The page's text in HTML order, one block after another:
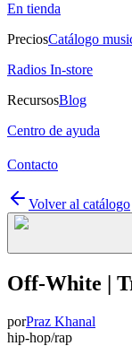
En tienda
PreciosCatálogo
Radios In-store
RecursosBlog
Centro de ayuda
Contacto
Volver al catálogo
Off-White |
porPraz Khanal
hip-hop/rap